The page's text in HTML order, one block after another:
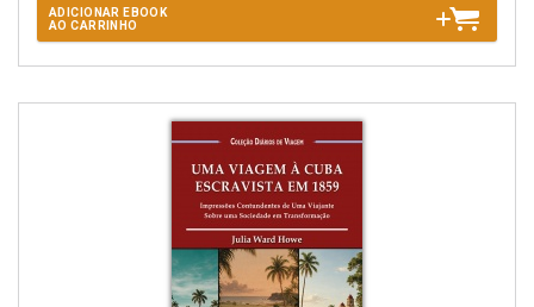
ADICIONAR EBOOK
AO CARRINHO